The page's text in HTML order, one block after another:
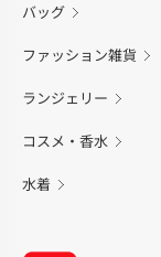
バッグ
ファッション雑貨
ランジェリー
コスメ・香水
水着